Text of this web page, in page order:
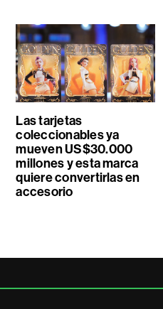
Las tarjetas
coleccionables ya
mueven US$30.000
millones y esta marca
quiere convertirlas en
accesorio